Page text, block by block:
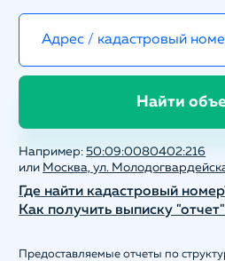
Найти
Например:50:09:0080402:216
или Москва, ул.
Где найти кадастровый
Как получить выписку "отчет"
Предоставляемые отчеты по